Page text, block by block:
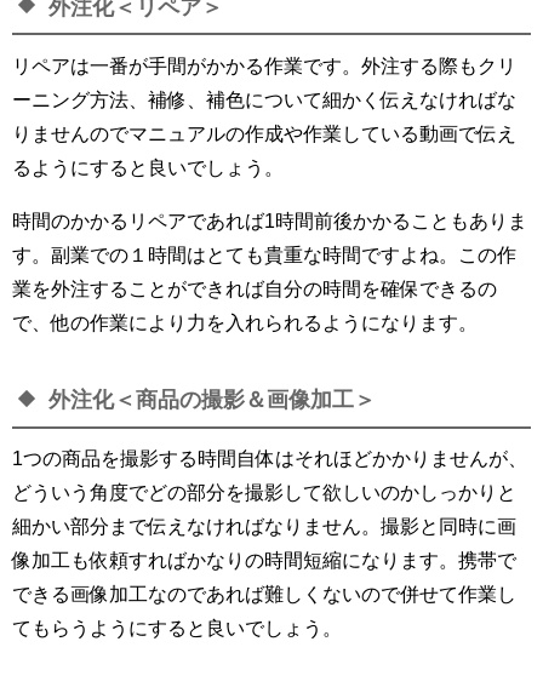
外注化＜リペア＞
リペアは一番が手間がかかる作業です。外注する際もクリ
ーニング方法、補修、補色について細かく伝えなければな
りませんのでマニュアルの作成や作業している動画で伝え
るようにすると良いでしょう。
時間のかかるリペアであれば1時間前後かかることもありま
す。副業での１時間はとても貴重な時間ですよね。この作
業を外注することができれば自分の時間を確保できるの
で、他の作業により力を入れられるようになります。
外注化＜商品の撮影＆画像加工＞
1つの商品を撮影する時間自体はそれほどかかりませんが、
どういう角度でどの部分を撮影して欲しいのかしっかりと
細かい部分まで伝えなければなりません。撮影と同時に画
像加工も依頼すればかなりの時間短縮になります。携帯で
できる画像加工なのであれば難しくないので併せて作業し
てもらうようにすると良いでしょう。